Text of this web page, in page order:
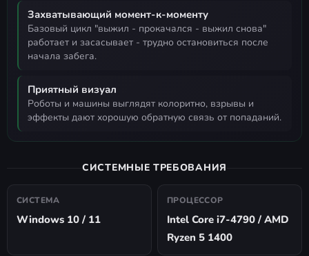
Захватывающий момент-к-моменту
базовый цикл "выжил - прокачался - выжил снова"
работает и засасывает - трудно остановиться после
начала забега.
Приятный визуал
роботы и машины выглядят колоритно, взрывы и
эффекты дают хорошую обратную связь от попаданий.
СИСТЕМНЫЕ ТРЕБОВАНИЯ
СИСТЕМА
Windows 10 / 11
ПРОЦЕССОР
Intel Core i7-4790 / AMD
Ryzen 5 1400